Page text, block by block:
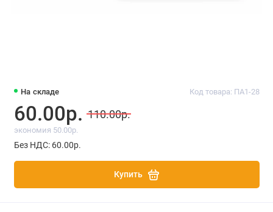
На складе Код товара: ПА1-28
60.00р. 110.00р.
экономия 50.00р.
Без НДС: 60.00р.
Купить